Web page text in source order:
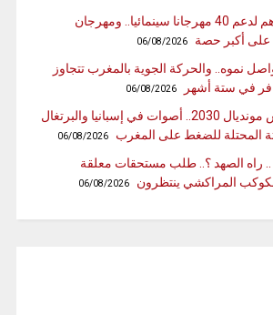
26.46 مليون درهم لدعم 40 مهرجانا سينمائيا.. ومهرجان
أكبر حصة
06/08/2026
نموه.. والحركة الجوية بالمغرب تتجاوز
06/08/2026
محاولات لتسييس مونديال 2030.. أصوات في إسبانيا والبرتغال
المحتلة للضغط على المغرب
06/08/2026
.. راه الصهد ؟.. طلب مستحقات معلقة
المراكشي ينتظرون
06/08/2026